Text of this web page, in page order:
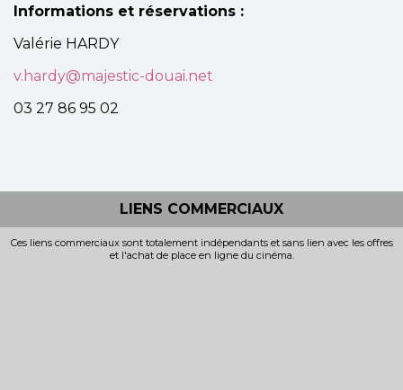
Informations et réservations :
Valérie HARDY
v.hardy@majestic-douai.net
03 27 86 95 02
LIENS COMMERCIAUX
Ces liens commerciaux sont totalement indépendants et sans lien avec les offres
et l'achat de place en ligne du cinéma.